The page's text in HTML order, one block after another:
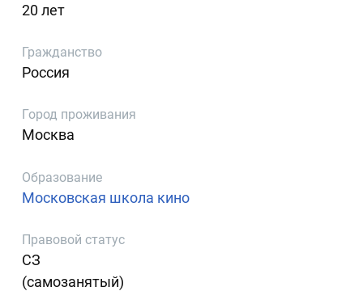
20 лет
Гражданство
Россия
Город проживания
Москва
Образование
Московская школа кино
Правовой статус
СЗ
(самозанятый)